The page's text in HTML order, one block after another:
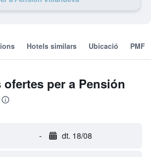
Hotels similars Ubicació PMF
per a Pensión
- dt. 18/08